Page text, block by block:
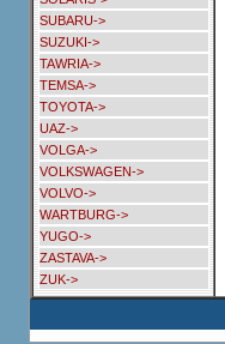
SUBARU->
SUZUKI->
TAWRIA->
TEMSA->
TOYOTA->
UAZ->
VOLGA->
VOLKSWAGEN->
VOLVO->
WARTBURG->
YUGO->
ZASTAVA->
ZUK->